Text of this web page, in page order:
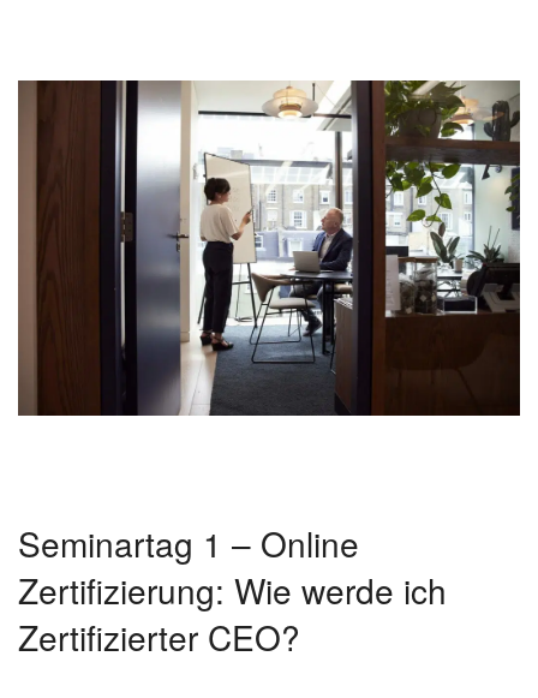
Seminartag 1 – Online
Zertifizierung: Wie werde ich
Zertifizierter CEO?